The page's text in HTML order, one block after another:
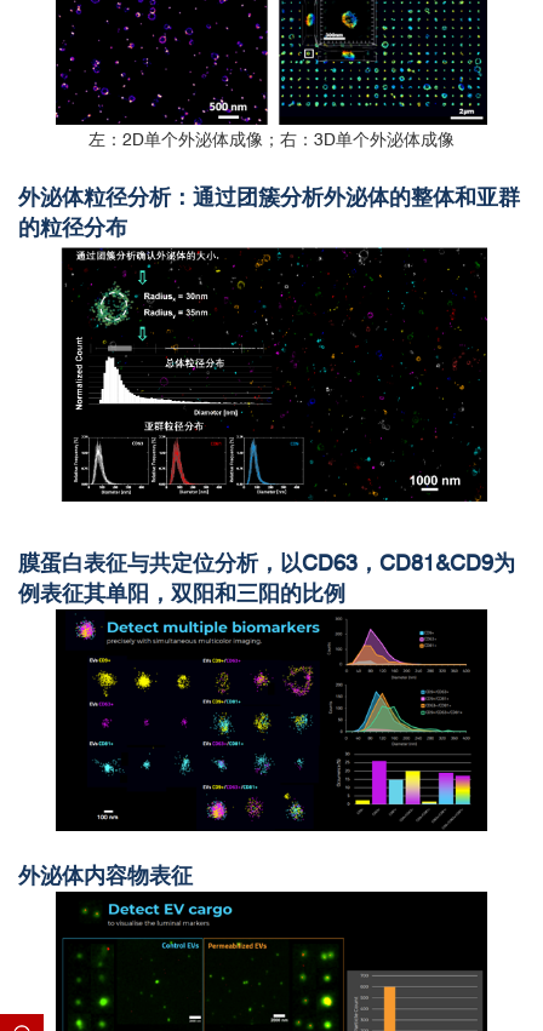
左：2D单个外泌体成像；右：3D单个外泌体成像
外泌体粒径分析：通过团簇分析外泌体的整体和亚群
的粒径分布
膜蛋白表征与共定位分析，以CD63，CD81&CD9为
例表征其单阳，双阳和三阳的比例
外泌体内容物表征